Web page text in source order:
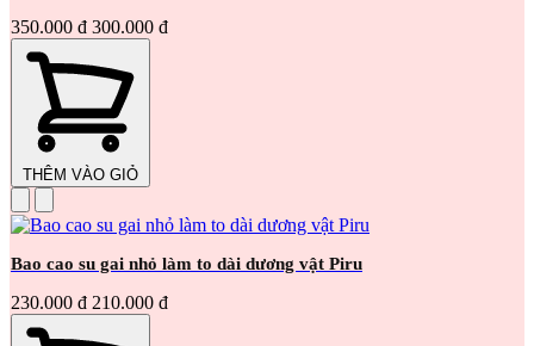
350.000 đ 300.000 đ
THÊM VÀO GIỎ
Bao cao su gai nhỏ làm to dài dương vật Piru
230.000 đ 210.000 đ